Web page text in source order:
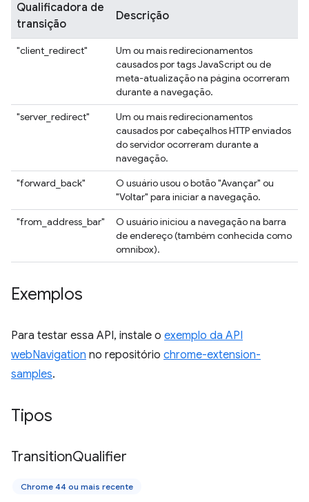
Qualificadora de
transição
Descrição
"client_redirect"
Um ou mais redirecionamentos
causados por tags JavaScript ou de
meta-atualização na página ocorreram
durante a navegação.
"server_redirect"
Um ou mais redirecionamentos
causados por cabeçalhos HTTP enviados
do servidor ocorreram durante a
navegação.
"forward_back"
O usuário usou o botão "Avançar" ou
"Voltar" para iniciar a navegação.
"from_address_bar"
O usuário iniciou a navegação na barra
de endereço (também conhecida como
omnibox).
Exemplos
Para testar essa API, instale o exemplo da API
webNavigation no repositório chrome-extension-
samples.
Tipos
TransitionQualifier
Chrome 44 ou mais recente